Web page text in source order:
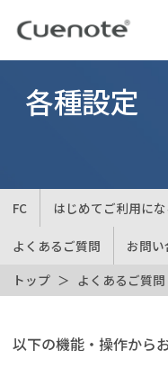
各種設定
FC はじめてご利用に
よくあるご質問
お問
トップ
よくあるご質問
以下の機能・操作から